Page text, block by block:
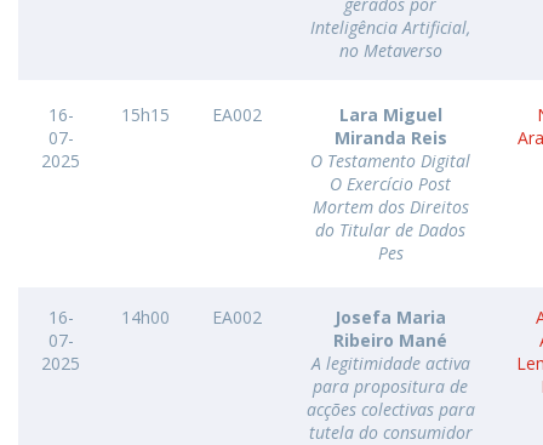
Inteligência Artificial,
no Metaverso
16-
07-
2025
15h15 EA002
Lara Miguel
Miranda Reis
O Testamento Digital
O Exercício Post
Mortem dos Direitos
do Titular de Dados
Pes
16-
07-
2025
14h00 EA002
Josefa Maria
Ribeiro Mané
A legitimidade activa
para propositura de
acções colectivas para
tutela do consumidor